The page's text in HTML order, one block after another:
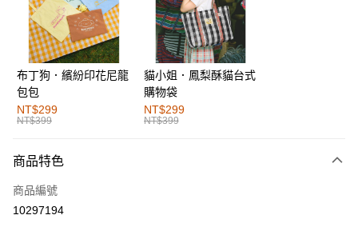
LINE Pay
街口支付
運送方式
全家取貨付款
每筆NT$60，滿NT$1,000(含以上)免運費
付款後全家取貨
萊爾富取貨付款
布丁狗．繽紛印花尼龍
包包
NT$299
NT$399
貓小姐．鳳梨酥貓台式
購物袋
NT$299
NT$399
商品特色
商品編號
10297194